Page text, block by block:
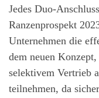
Jedes Duo-
Ranzenprospekt
Unternehmen die
dem neuen
selektivem Vertrieb
teilnehmen, da